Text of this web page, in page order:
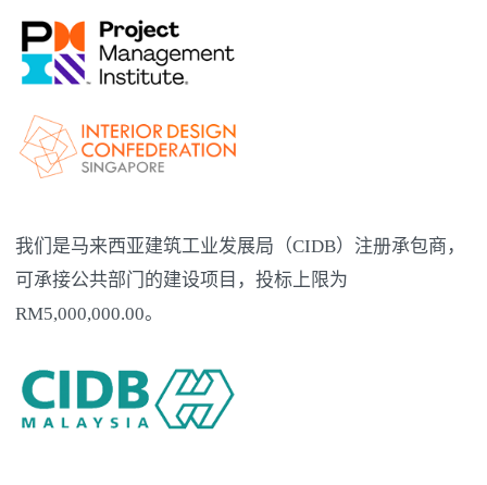
我们是马来西亚建筑工业发展局（CIDB）注册承包商，
可承接公共部门的建设项目，投标上限为
RM5,000,000.00。